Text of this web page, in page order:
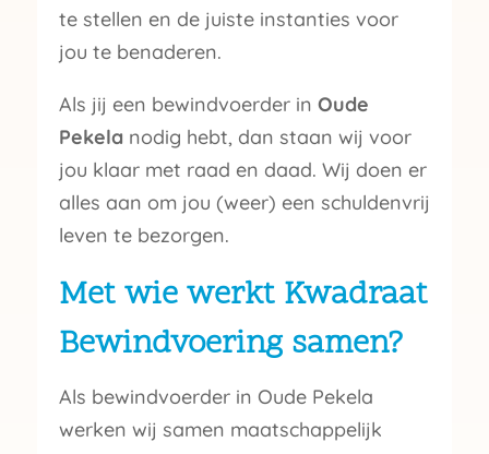
te stellen en de juiste instanties voor
jou te benaderen.
Als jij een bewindvoerder in Oude
Pekela nodig hebt, dan staan wij voor
jou klaar met raad en daad. Wij doen er
alles aan om jou (weer) een schuldenvrij
leven te bezorgen.
Met wie werkt Kwadraat
Bewindvoering samen?
Als bewindvoerder in Oude Pekela
werken wij samen maatschappelijk